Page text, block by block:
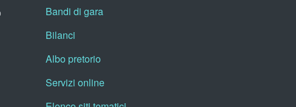
Bandi di gara
Bilanci
Albo pretorio
Servizi online